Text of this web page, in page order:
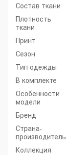
Состав ткани
Плотность
ткани
Принт
Сезон
Тип одежды
В комплекте
Особенности
модели
Бренд
Страна-
производитель
Коллекция